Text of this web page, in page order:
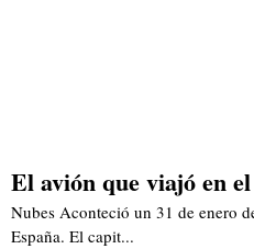
El avión que viajó en
Nubes Aconteció un 31 de enero
España. El capit...